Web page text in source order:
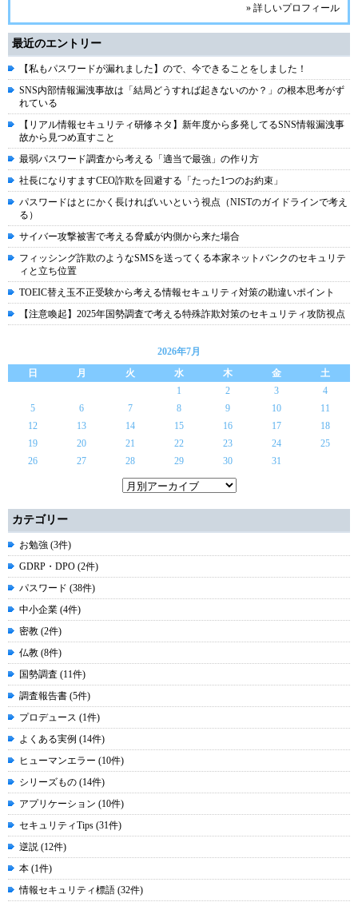
» 詳しいプロフィール
最近のエントリー
【私もパスワードが漏れました】ので、今できることをしました！
SNS内部情報漏洩事故は「結局どうすれば起きないのか？」の根本思考がず
れている
【リアル情報セキュリティ研修ネタ】新年度から多発してるSNS情報漏洩事
故から見つめ直すこと
最弱パスワード調査から考える「適当で最強」の作り方
社長になりすますCEO詐欺を回避する「たった1つのお約束」
パスワードはとにかく長ければいいという視点（NISTのガイドラインで考え
る）
サイバー攻撃被害で考える脅威が内側から来た場合
フィッシング詐欺のようなSMSを送ってくる本家ネットバンクのセキュリテ
ィと立ち位置
TOEIC替え玉不正受験から考える情報セキュリティ対策の勘違いポイント
【注意喚起】2025年国勢調査で考える特殊詐欺対策のセキュリティ攻防視点
2026年7月
日
月 火 水 木 金
土
1
2 3
4
5
6 7 8 9 10
11
12
13 14 15 16 17
18
19
20 21 22 23 24
25
26
27 28 29 30 31
カテゴリー
お勉強 (3件)
GDRP・DPO (2件)
パスワード (38件)
中小企業 (4件)
密教 (2件)
仏教 (8件)
国勢調査 (11件)
調査報告書 (5件)
プロデュース (1件)
よくある実例 (14件)
ヒューマンエラー (10件)
シリーズもの (14件)
アプリケーション (10件)
セキュリティTips (31件)
逆説 (12件)
本 (1件)
情報セキュリティ標語 (32件)